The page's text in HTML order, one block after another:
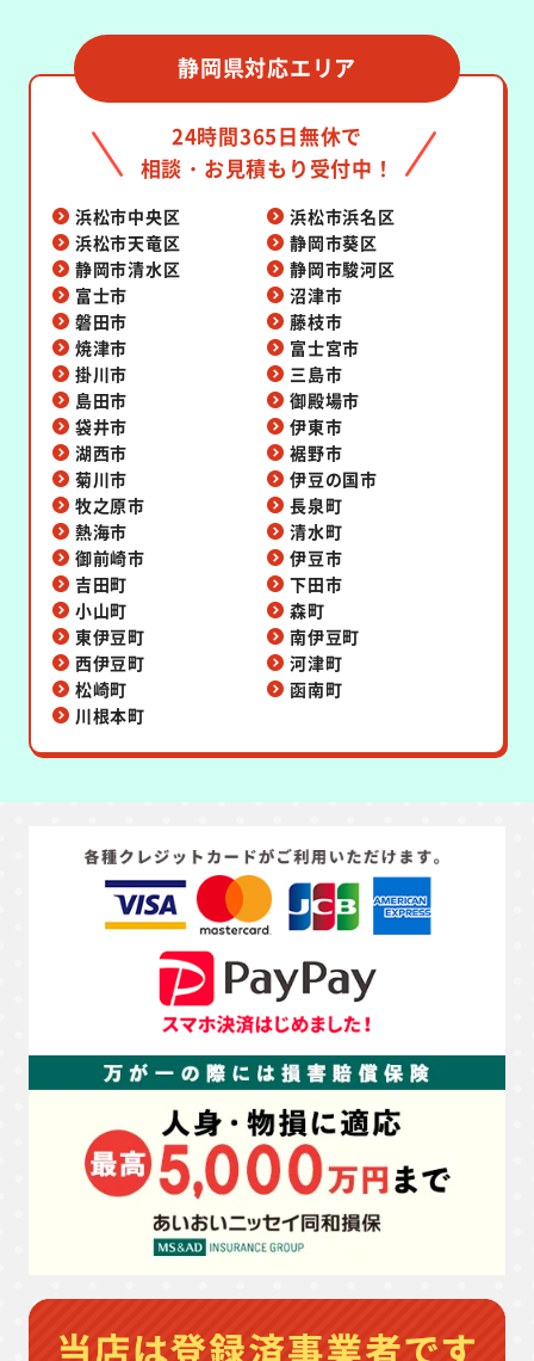
静岡県対応エリア
24時間365日無休で
相談・お見積もり受付中！
浜松市中央区
浜松市浜名区
浜松市天竜区
静岡市葵区
静岡市清水区
静岡市駿河区
富士市
沼津市
磐田市
藤枝市
焼津市
富士宮市
掛川市
三島市
島田市
御殿場市
袋井市
伊東市
湖西市
裾野市
菊川市
伊豆の国市
牧之原市
長泉町
熱海市
清水町
御前崎市
伊豆市
吉田町
下田市
小山町
森町
東伊豆町
南伊豆町
西伊豆町
河津町
松崎町
函南町
川根本町